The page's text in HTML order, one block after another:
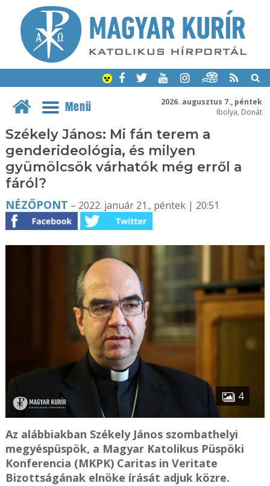
2026. augusztus 7., péntek
Ibolya, Donát
Menü
Székely János: Mi fán terem a
genderideológia, és milyen
gyümölcsök várhatók még erről a
fáról?
NÉZŐPONT – 2022. január 21., péntek | 20:51
4
Az alábbiakban Székely János szombathelyi
megyéspüspök, a Magyar Katolikus Püspöki
Konferencia (MKPK) Caritas in Veritate
Bizottságának elnöke írását adjuk közre.